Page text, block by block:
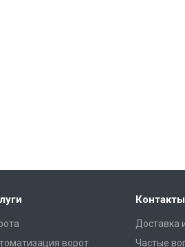
ворот
Контакты
Доставка
Частые